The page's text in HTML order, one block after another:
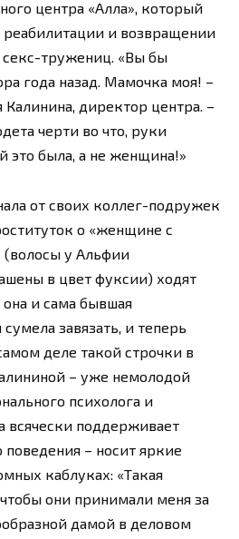
центра «Алла», который
реабилитации и возвращении
тружениц. «Вы бы
года назад. Мамочка моя! –
Калинина, директор центра. –
черти во что, руки
это была, а не женщина!»
от своих коллег-подружек
о «женщине с
у Альфии
в цвет фуксии) ходят
она и сама бывшая
завязать, и теперь
деле такой строчки в
– уже немолодой
психолога и
всячески поддерживает
– носит яркие
каблуках: «Такая
они принимали меня за
дамой в деловом